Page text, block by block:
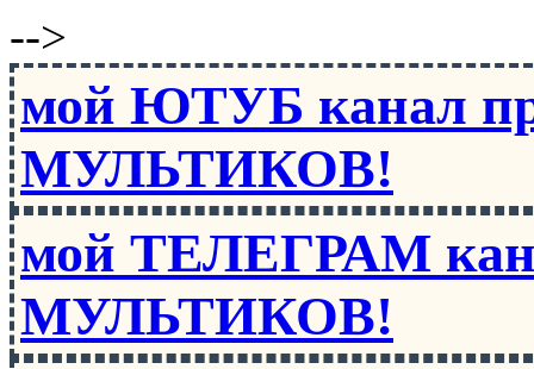
-->
мой ЮТУБ канал
МУЛЬТИКОВ!
мой ТЕЛЕГРАМ
МУЛЬТИКОВ!